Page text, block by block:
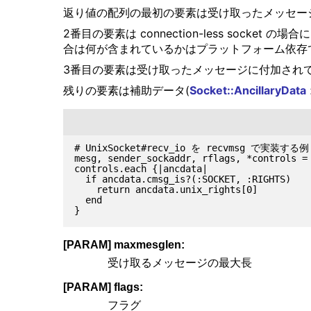
返り値の配列の最初の要素は受け取ったメッセ
2番目の要素は connection-less socket の場合
合は何が含まれているかはプラットフォーム依存
3番目の要素は受け取ったメッセージに付加さ
残りの要素は補助データ(Socket::AncillaryData
# UnixSocket#recv_io を recvmsg で実装する例
mesg, sender_sockaddr, rflags, *controls =
controls.each {|ancdata|
  if ancdata.cmsg_is?(:SOCKET, :RIGHTS)
    return ancdata.unix_rights[0]
  end
[PARAM] maxmesglen:
受け取るメッセージの最大長
[PARAM] flags:
フラグ